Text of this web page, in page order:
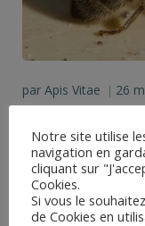
par Apis Vitae | 26
Virus de
En apiculture il
perception d’un
dans […]
Notre site utilise
navigation en
cliquant sur
Cookies.
Si vous le
de Cookies en